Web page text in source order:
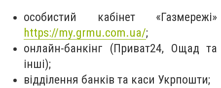
особистий кабінет «Газмережі»
https://my.grmu.com.ua/;
онлайн-банкінг (Приват24, Ощад та
інші);
відділення банків та каси Укрпошти;